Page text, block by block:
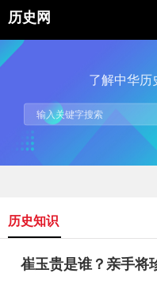
历史网
了解中华历
历史知识
崔玉贵是谁？亲手将